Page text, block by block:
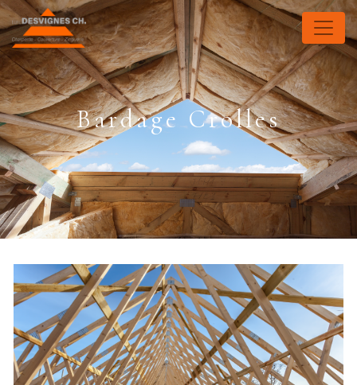
Panneau de gestion des cookies
Bardage Crolles